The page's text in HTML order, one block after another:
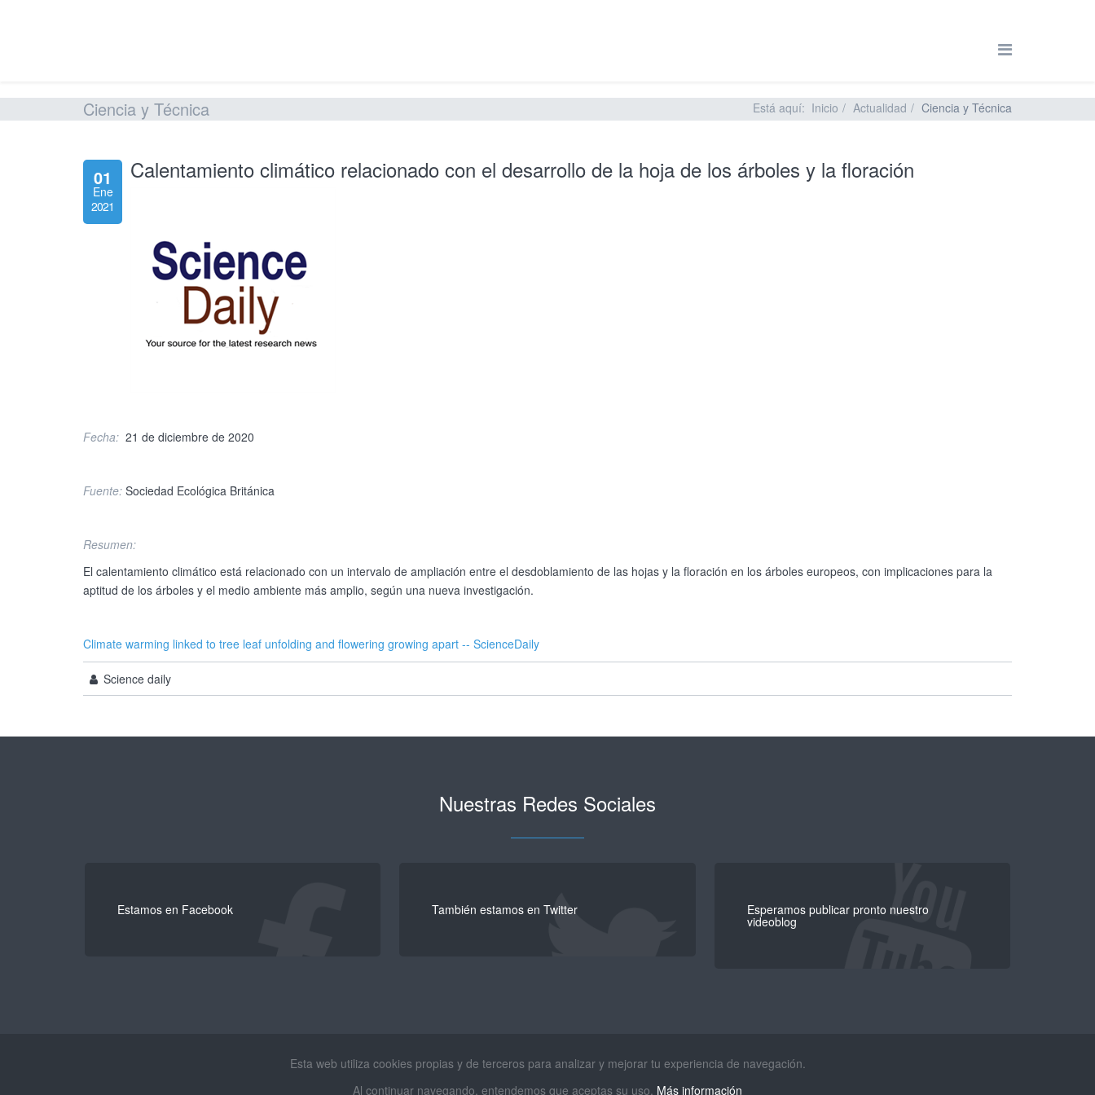
Ciencia y Técnica Está aquí: Inicio Actualidad Ciencia y Técnica
01
Ene
2021
Calentamiento climático relacionado con el desarrollo de la hoja de los árboles y la floración
Fecha: 21 de diciembre de 2020
Fuente: Sociedad Ecológica Británica
Resumen:
El calentamiento climático está relacionado con un intervalo de ampliación entre el desdoblamiento de las hojas y la floración en los árboles europeos, con implicaciones para la
aptitud de los árboles y el medio ambiente más amplio, según una nueva investigación.
Climate warming linked to tree leaf unfolding and flowering growing apart -- ScienceDaily
Science daily
Nuestras Redes Sociales
Estamos en Facebook También estamos en Twitter Esperamos publicar pronto nuestro
videoblog
Esta web utiliza cookies propias y de terceros para analizar y mejorar tu experiencia de navegación.
Al continuar navegando, entendemos que aceptas su uso. Más información